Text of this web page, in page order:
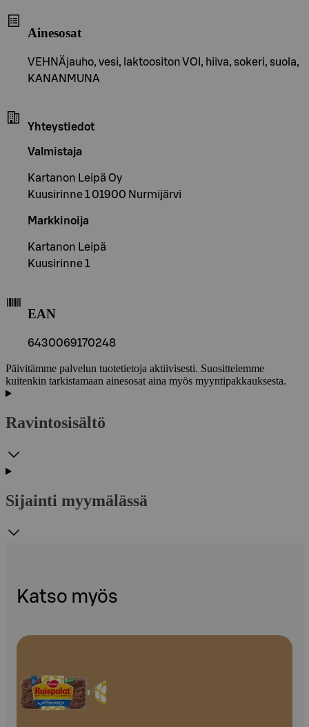
Ainesosat
VEHNÄjauho, vesi, laktoositon VOI, hiiva, sokeri, suola,
KANANMUNA
Yhteystiedot
Valmistaja
Kartanon Leipä Oy
Kuusirinne 1 01900 Nurmijärvi
Markkinoija
Kartanon Leipä
Kuusirinne 1
EAN
6430069170248
Päivitämme palvelun tuotetietoja aktiivisesti. Suosittelemme
kuitenkin tarkistamaan ainesosat aina myös myyntipakkauksesta.
Ravintosisältö
Sijainti myymälässä
Katso myös